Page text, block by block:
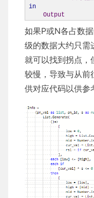
in
Output
如果P或N各占数
级的数据大约只
就可以找到拐点
较慢，导致与从前
供对应代码以供参